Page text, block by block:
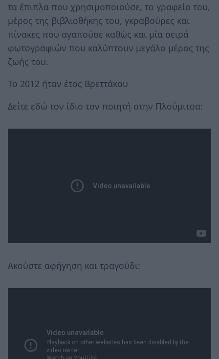
τα έπιπλα που χρησιμοποιούσε, το γραφείο του,
μέρος της βιβλιοθήκης του, γκραβούρες και
πίνακες που αγαπούσε καθώς και μία σειρά
φωτογραφιών που καλύπτουν μεγάλο μέρος της
ζωής του.
Το 2012 ήταν έτος Βρεττάκου
Δείτε εδώ τον ίδιο τον ποιητή στην Πλούμιτσα:
Ακούστε αφήγηση και τραγούδι: